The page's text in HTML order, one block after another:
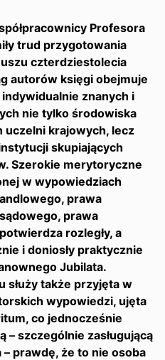
Profesora
trud przygotowania
czterdziestolecia
autorów księgi obejmuje
znanych i
nie tylko środowiska
uczelni krajowych, lecz
skupiających
Szerokie merytoryczne
w wypowiedziach
prawa
prawa
rozległy, a
i doniosły praktycznie
Jubilata.
służy także przyjęta w
wypowiedzi, ujęta
co jednocześnie
szczególnie zasługującą
prawdę, że to nie osoba